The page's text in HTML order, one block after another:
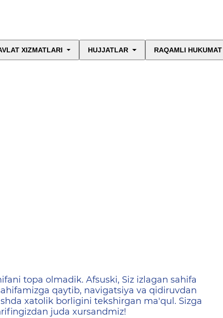
XIZMATLARI HUJJATLAR RAQAMLI HUKUMAT
найдена
topa olmadik. Afsuski, Siz izlagan sahifa
qaytib, navigatsiya va qidiruvdan
xatolik borligini tekshirgan ma'qul. Sizga
juda xursandmiz!